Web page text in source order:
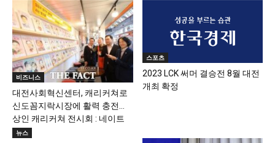
비즈니스
대전사회혁신센터, 캐리커쳐로
신도꼼지락시장에 활력 충전…
상인 캐리커쳐 전시회 : 네이트
뉴스
스포츠
2023 LCK 써머 결승전 8월 대전
개최 확정
뉴스